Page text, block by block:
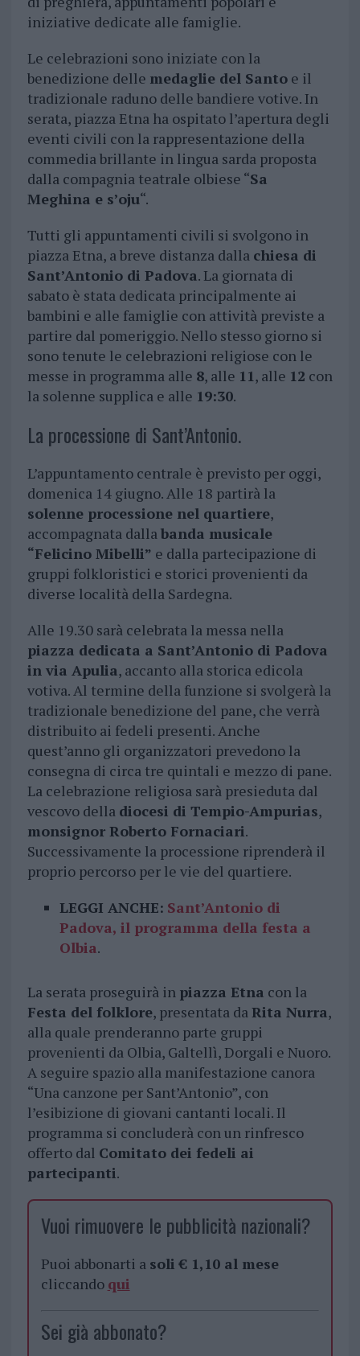
iniziative dedicate alle famiglie.
Le celebrazioni sono iniziate con la
benedizione delle medaglie del Santoe il
tradizionale raduno delle bandiere votive. In
serata, piazza Etna ha ospitato l’apertura degli
eventi civili con la rappresentazione della
commedia brillante in lingua sarda proposta
dalla compagnia teatrale olbiese “Sa
Meghina e s’oju“.
Tutti gli appuntamenti civili si svolgono in
piazza Etna, a breve distanza dalla chiesa di
Sant’Antonio di Padova. La giornata di
sabato è stata dedicata principalmente ai
bambini e alle famiglie con attività previste a
partire dal pomeriggio. Nello stesso giorno si
sono tenute le celebrazioni religiose con le
messe in programma alle 8, alle 11, alle 12 con
la solenne supplica e alle 19:30.
La processione di Sant’Antonio.
L’appuntamento centrale è previsto per oggi,
domenica 14 giugno. Alle 18 partirà la
solenne processione nel quartiere,
accompagnata dallabanda musicale
“Felicino Mibelli” e dalla partecipazione di
gruppi folkloristici e storici provenienti da
diverse località della Sardegna.
Alle 19.30 sarà celebrata la messa nella
piazza dedicata a Sant’Antonio di Padova
in via Apulia, accanto alla storica edicola
votiva. Al termine della funzione si svolgerà la
tradizionale benedizione del pane, che verrà
distribuito ai fedeli presenti. Anche
quest’anno gli organizzatori prevedono la
consegna di circa tre quintali e mezzo di pane.
La celebrazione religiosa sarà presieduta dal
vescovo della diocesi di Tempio-Ampurias,
monsignor Roberto Fornaciari.
Successivamente la processione riprenderà il
proprio percorso per le vie del quartiere.
LEGGI ANCHE: Sant’Antonio di
Padova, il programma della festa a
Olbia.
La serata proseguirà in piazza Etna con la
Festa del folklore, presentata daRita Nurra,
alla quale prenderanno parte gruppi
provenienti da Olbia, Galtellì, Dorgali e Nuoro.
A seguire spazio alla manifestazione canora
“Una canzone per Sant’Antonio”, con
l’esibizione di giovani cantanti locali. Il
programma si concluderà con un rinfresco
offerto dal Comitato dei fedeli ai
partecipanti.
Vuoi rimuovere le pubblicità nazionali?
Puoi abbonarti a soli € 1,10 al mese
cliccando qui
Sei già abbonato?